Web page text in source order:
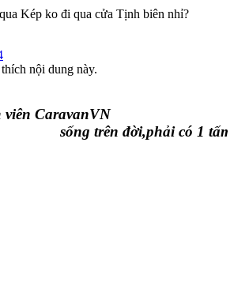
Kép ko đi qua cửa Tịnh biên nhỉ?
thích nội dung này.
viên CaravanVN
sống trên đời,phải có 1 tấm